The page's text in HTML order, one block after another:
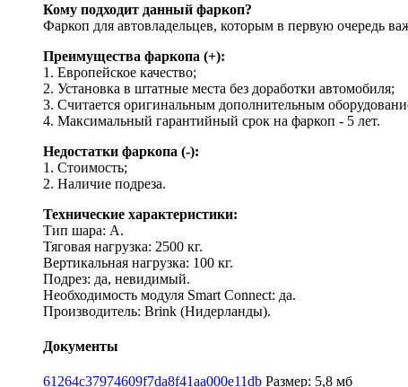
Кому подходит данный фаркоп?
Фаркоп для автовладельцев, которым в первую очередь
Преимущества фаркопа (+):
1. Европейское качество;
2. Установка в штатные места без доработки автомобиля;
3. Считается оригинальным дополнительным
4. Максимальный гарантийный срок на фаркоп - 5 лет.
Недостатки фаркопа (-):
1. Стоимость;
2. Наличие подреза.
Технические характеристики:
Тип шара: A.
Тяговая нагрузка: 2500 кг.
Вертикальная нагрузка: 100 кг.
Подрез: да, невидимый.
Необходимость модуля Smart Connect: да.
Производитель: Brink (Нидерланды).
Документы
61264c37974609f7da8f41aa000e11db Размер: 5,8 мб